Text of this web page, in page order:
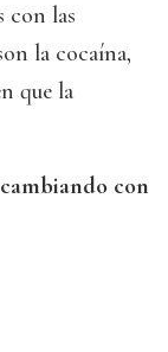
con las
la cocaína,
que la
con